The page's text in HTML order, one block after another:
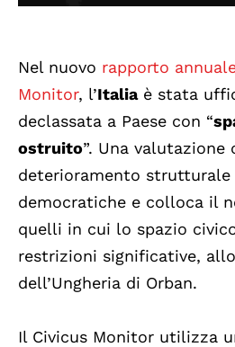
Nel nuovo rapporto
Monitor, l’Italiaè stata
declassata a Paese con “
ostruito”. Una
deterioramento
democratiche e colloca il
quelli in cui lo spazio
restrizioni significative,
dell’Ungheria di Orban.
Il Civicus Monitor utilizza